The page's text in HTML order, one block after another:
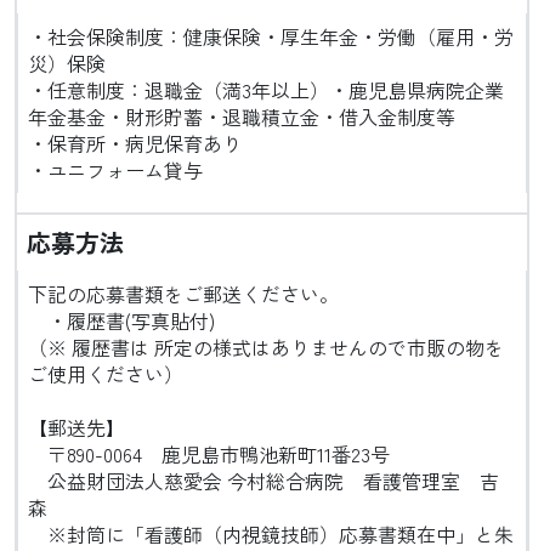
・社会保険制度：健康保険・厚生年金・労働（雇用・労
災）保険
・任意制度：退職金（満3年以上）・鹿児島県病院企業
年金基金・財形貯蓄・退職積立金・借入金制度等
・保育所・病児保育あり
・ユニフォーム貸与
応募方法
下記の応募書類をご郵送ください。
・履歴書(写真貼付)
（※ 履歴書は 所定の様式はありませんので市販の物を
ご使用ください）
【郵送先】
〒890-0064 鹿児島市鴨池新町11番23号
公益財団法人慈愛会 今村総合病院 看護管理室 吉
森
※封筒に「看護師（内視鏡技師）応募書類在中」と朱